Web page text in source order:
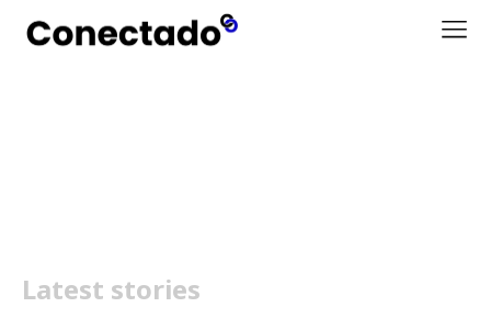
Latest stories